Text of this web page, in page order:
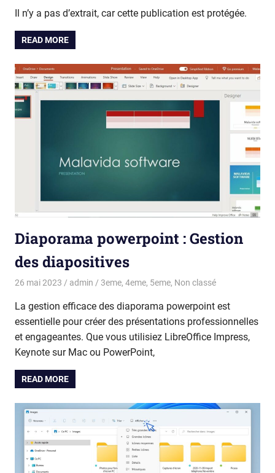
Il n’y a pas d’extrait, car cette publication est protégée.
READ MORE
Diaporama powerpoint : Gestion
des diapositives
26 mai 2023 admin 3eme, 4eme, 5eme, Non classé
La gestion efficace des diaporama powerpoint est
essentielle pour créer des présentations professionnelles
et engageantes. Que vous utilisiez LibreOffice Impress,
Keynote sur Mac ou PowerPoint,
READ MORE